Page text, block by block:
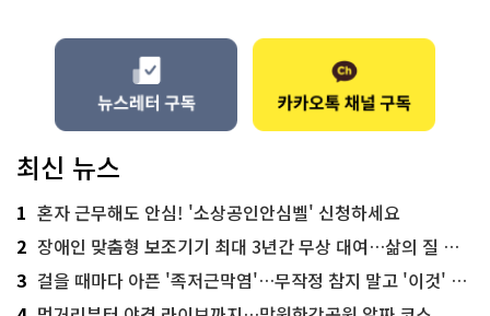
최신 뉴스
1 혼자 근무해도 안심! '소상공인안심벨' 신청하세요
2 장애인 맞춤형 보조기기 최대 3년간 무상 대여…삶의 질 높인다
3 걸을 때마다 아픈 '족저근막염'…무작정 참지 말고 '이것' 해보세요!